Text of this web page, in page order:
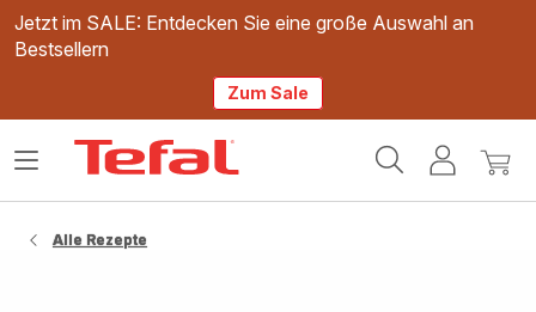
Jetzt im SALE: Entdecken Sie eine große Auswahl an
Bestsellern
Zum Sale
Mein
Mein
Das
Alle Rezepte